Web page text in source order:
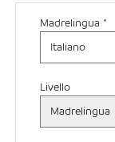
Madrelingua *
Livello